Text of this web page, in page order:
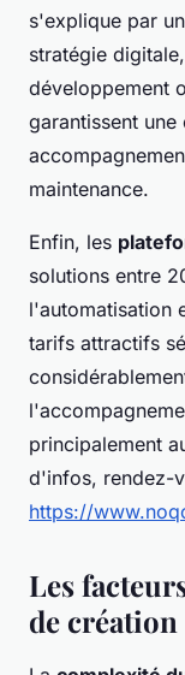
s'explique par
stratégie
développement
garantissent
maintenance.
Enfin, les
solutions entre
l'automatisation
tarifs attractifs
principalement
d'infos, rendez-
https://
Les
de création